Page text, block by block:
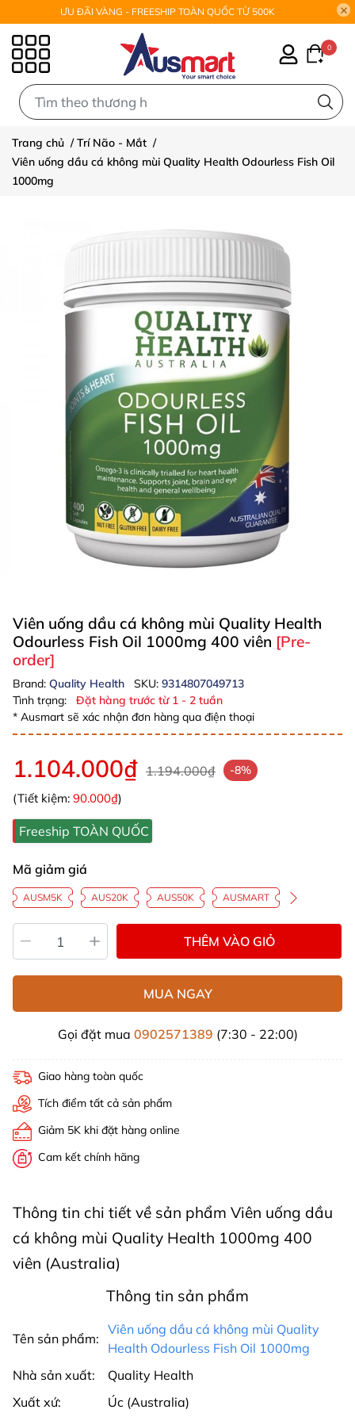
ƯU ĐÃI VÀNG - FREESHIP TOÀN QUỐC TỪ 500K
0
Trang chủ /Trí Não - Mắt /
Viên uống dầu cá không mùi Quality Health Odourless Fish Oil
1000mg
Viên uống dầu cá không mùi Quality Health
Odourless Fish Oil 1000mg 400 viên [Pre-
order]
Brand: Quality Health SKU: 9314807049713
Tình trạng:
Đặt hàng trước từ 1 - 2 tuần
* Ausmart sẽ xác nhận đơn hàng qua điện thoại
1.104.000₫ 1.194.000₫ -8%
(Tiết kiệm: 90.000₫)
Freeship TOÀN QUỐC
Mã giảm giá
AUSM5K AUS20K AUS50K AUSMART
THÊM VÀO GIỎ
MUA NGAY
Gọi đặt mua 0902571389 (7:30 - 22:00)
Giao hàng toàn quốc
Tích điểm tất cả sản phẩm
Giảm 5K khi đặt hàng online
Cam kết chính hãng
Thông tin chi tiết về sản phẩm Viên uống dầu
cá không mùi Quality Health 1000mg 400
viên (Australia)
Thông tin sản phẩm
Tên sản phẩm:
Viên uống dầu cá không mùi Quality
Health Odourless Fish Oil 1000mg
Nhà sản xuất:
Quality Health
Xuất xứ:
Úc (Australia)